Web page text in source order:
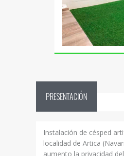
PRESENTACIÓN
Instalación de césped
localidad de Artica
aumento la privacidad